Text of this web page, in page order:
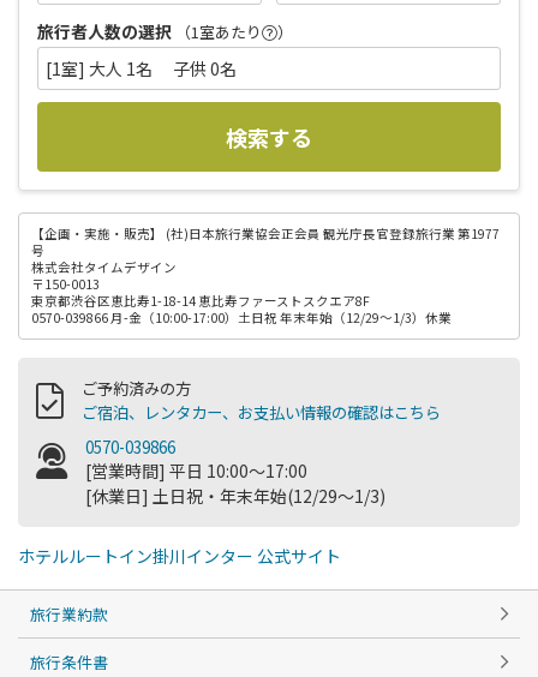
旅行者人数の選択
（1室あたり ）
[1室] 大人 1名 子供 0名
検索する
【企画・実施・販売】
(社)日本旅行業協会正会員 観光庁長官登録旅行業 第1977
号
株式会社タイムデザイン
〒150-0013
東京都渋谷区恵比寿1-18-14 恵比寿ファーストスクエア8F
0570-039866 月-金（10:00-17:00）土日祝 年末年始（12/29～1/3）休業
ご予約済みの方
ご宿泊、レンタカー、お支払い情報の確認はこちら
0570-039866
[営業時間] 平日 10:00～17:00
[休業日] 土日祝・年末年始(12/29～1/3)
ホテルルートイン掛川インター 公式サイト
旅行業約款
旅行条件書